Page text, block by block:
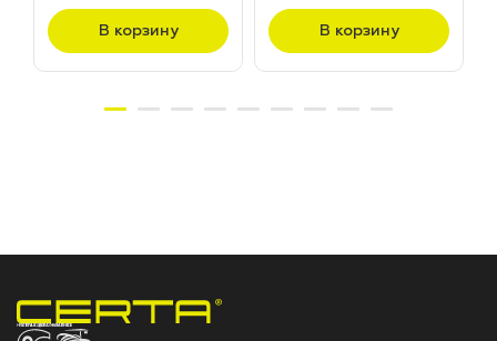
В корзину В корзину
НПП «СПЕКТР» ЗАВОД ЛАКОКРАСОЧНЫХ МАТЕРИАЛОВ